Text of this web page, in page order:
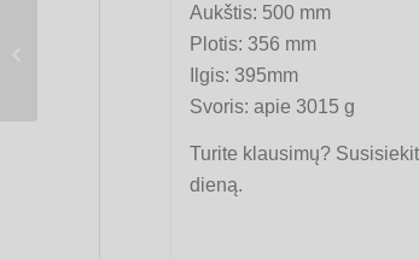
Aukštis: 500 mm
Plotis: 356 mm
Ilgis: 395mm
Svoris: apie 3015 g
Turite klausimų?
dieną.
Anglių kaupimo dėžutė